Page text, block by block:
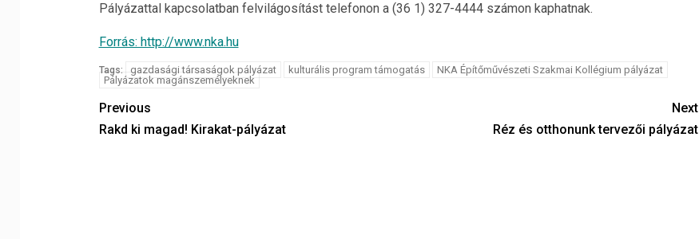
Pályázattal kapcsolatban felvilágosítást telefonon a (36 1) 327-4444 számon kaphatnak.
Forrás: http://www.nka.hu
Tags: gazdasági társaságok pályázat kulturális program támogatás
NKA Építőművészeti Szakmai Kollégium pályázat
Pályázatok magánszemélyeknek
Previous
Rakd ki magad! Kirakat-pályázat
Next
Réz és otthonunk tervezői pályázat